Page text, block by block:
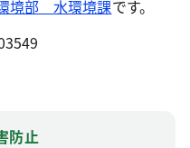
境部 水環境課です。
防止